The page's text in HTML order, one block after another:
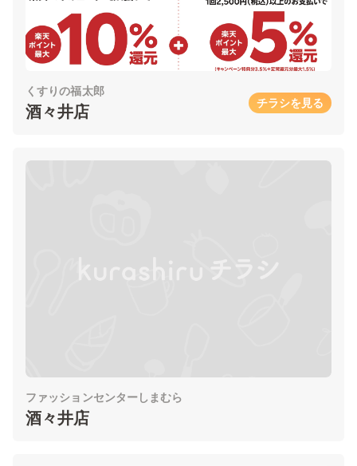
くすりの福太郎
酒々井店 チラシを見る
ファッションセンターしまむら
酒々井店